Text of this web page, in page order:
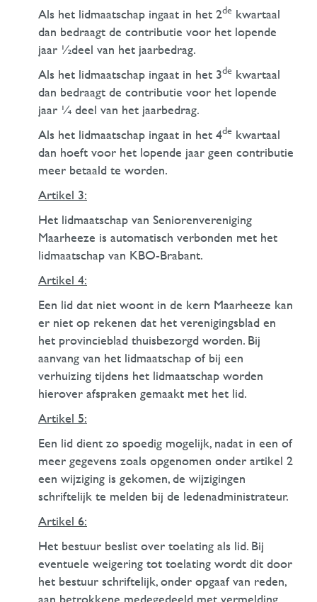
Als het lidmaatschap ingaat in het 2de kwartaal
dan bedraagt de contributie voor het lopende
jaar ½deel van het jaarbedrag.
Als het lidmaatschap ingaat in het 3de kwartaal
dan bedraagt de contributie voor het lopende
jaar ¼ deel van het jaarbedrag.
Als het lidmaatschap ingaat in het 4de kwartaal
dan hoeft voor het lopende jaar geen contributie
meer betaald te worden.
Artikel 3:
Het lidmaatschap van Seniorenvereniging
Maarheeze is automatisch verbonden met het
lidmaatschap van KBO-Brabant.
Artikel 4:
Een lid dat niet woont in de kern Maarheeze kan
er niet op rekenen dat het verenigingsblad en
het provincieblad thuisbezorgd worden. Bij
aanvang van het lidmaatschap of bij een
verhuizing tijdens het lidmaatschap worden
hierover afspraken gemaakt met het lid.
Artikel 5:
Een lid dient zo spoedig mogelijk, nadat in een of
meer gegevens zoals opgenomen onder artikel 2
een wijziging is gekomen, de wijzigingen
schriftelijk te melden bij de ledenadministrateur.
Artikel 6:
Het bestuur beslist over toelating als lid. Bij
eventuele weigering tot toelating wordt dit door
het bestuur schriftelijk, onder opgaaf van reden,